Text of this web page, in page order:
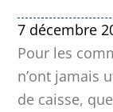
7 décembre
Pour les
n’ont jamais
de caisse,